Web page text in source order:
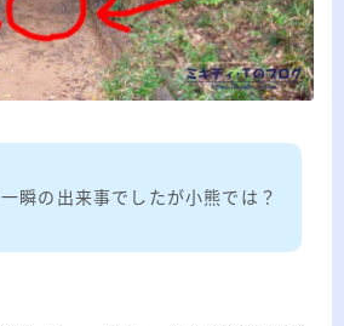
一瞬の出来事でしたが小熊では？